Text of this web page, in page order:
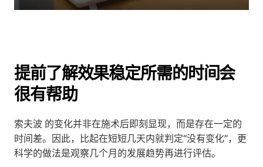
提前了解效果稳定所需的时间会
很有帮助
索夫波 的变化并非在施术后即刻显现，而是存在一定的
时间差。因此，比起在短短几天内就判定“没有变化”，更
科学的做法是观察几个月的发展趋势再进行评估。